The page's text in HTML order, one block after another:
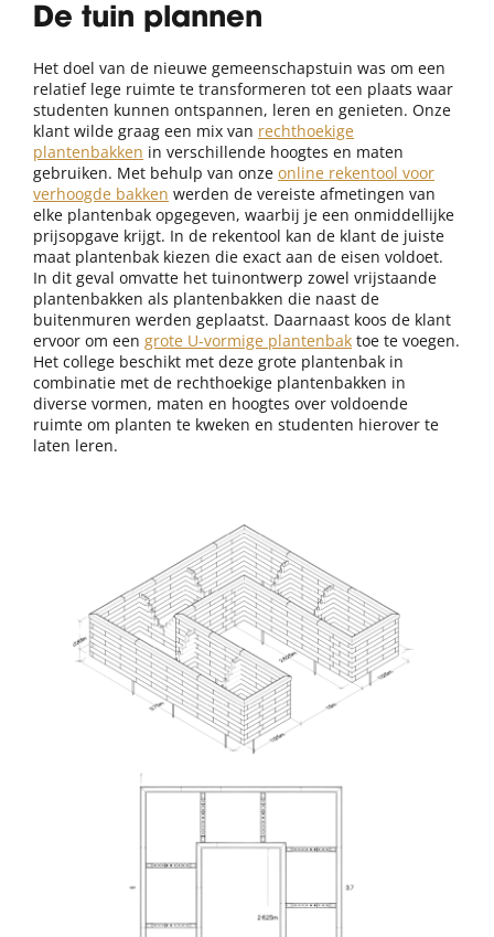
De tuin plannen
Het doel van de nieuwe gemeenschapstuin was om een
relatief lege ruimte te transformeren tot een plaats waar
studenten kunnen ontspannen, leren en genieten. Onze
klant wilde graag een mix van rechthoekige
plantenbakken in verschillende hoogtes en maten
gebruiken. Met behulp van onze online rekentool voor
verhoogde bakken werden de vereiste afmetingen van
elke plantenbak opgegeven, waarbij je een onmiddellijke
prijsopgave krijgt. In de rekentool kan de klant de juiste
maat plantenbak kiezen die exact aan de eisen voldoet.
In dit geval omvatte het tuinontwerp zowel vrijstaande
plantenbakken als plantenbakken die naast de
buitenmuren werden geplaatst. Daarnaast koos de klant
ervoor om een grote U-vormige plantenbak toe te voegen.
Het college beschikt met deze grote plantenbak in
combinatie met de rechthoekige plantenbakken in
diverse vormen, maten en hoogtes over voldoende
ruimte om planten te kweken en studenten hierover te
laten leren.